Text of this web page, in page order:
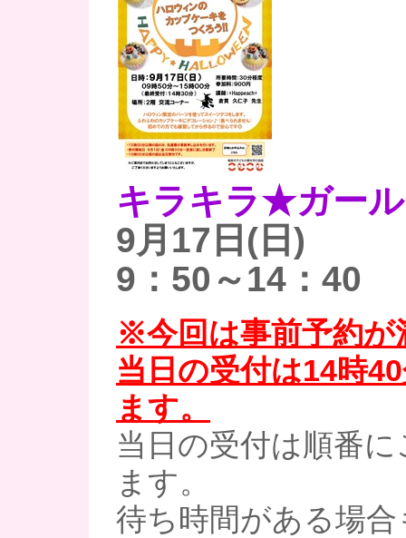
キラキラ★ガー
9月17日(日)
9：50～14：40
※今回は事前予約が
当日の受付は14時
ます。
当日の受付は順番
ます。
待ち時間がある場